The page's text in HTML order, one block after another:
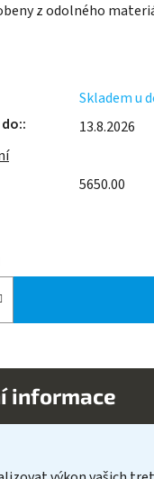
z odolného
Skladem u
13.8.2026
5650.00
informace